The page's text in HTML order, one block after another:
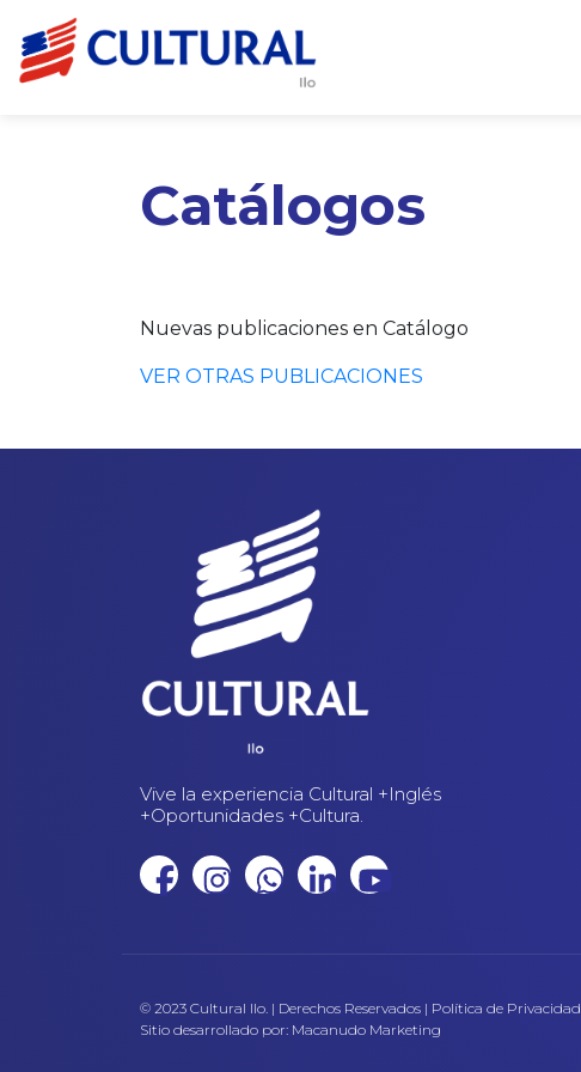
Catálogos
Nuevas publicaciones en Catálogo
VER OTRAS PUBLICACIONES
Vive la experiencia Cultural +Inglés
+Oportunidades +Cultura.
© 2023 Cultural Ilo. | Derechos Reservados | Política de Privacidad
Sitio desarrollado por: Macanudo Marketing